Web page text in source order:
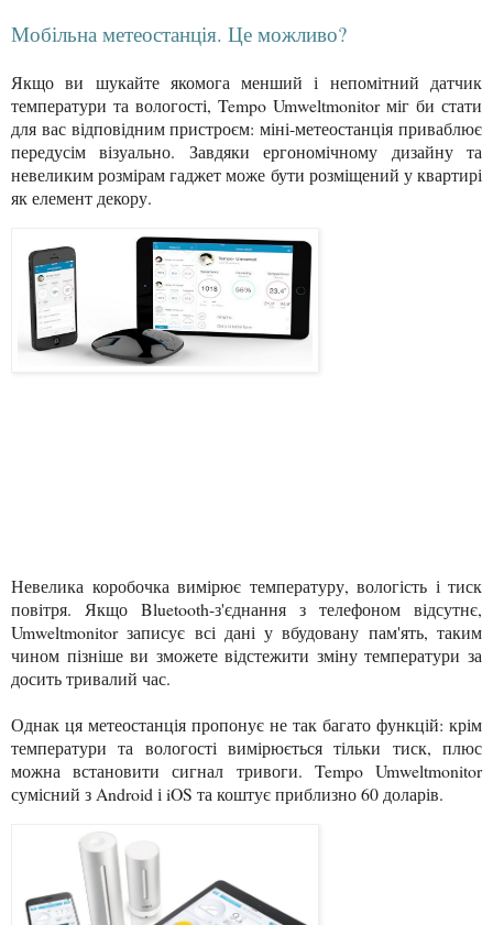
Мобільна метеостанція. Це можливо?
Якщо ви шукайте якомога менший і непомітний датчик
температури та вологості, Tempo Umweltmonitor міг би стати
для вас відповідним пристроєм: міні-метеостанція приваблює
передусім візуально. Завдяки ергономічному дизайну та
невеликим розмірам гаджет може бути розміщений у квартирі
як елемент декору.
Невелика коробочка вимірює температуру, вологість і тиск
повітря. Якщо Bluetooth-з'єднання з телефоном відсутнє,
Umweltmonitor записує всі дані у вбудовану пам'ять, таким
чином пізніше ви зможете відстежити зміну температури за
досить тривалий час.
Однак ця метеостанція пропонує не так багато функцій: крім
температури та вологості вимірюється тільки тиск, плюс
можна встановити сигнал тривоги. Tempo Umweltmonitor
сумісний з Android і iOS та коштує приблизно 60 доларів.